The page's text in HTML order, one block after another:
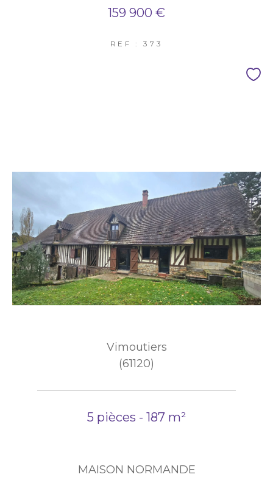
159 900 €
REF : 373
Vimoutiers
(61120)
5 pièces - 187 m²
MAISON NORMANDE